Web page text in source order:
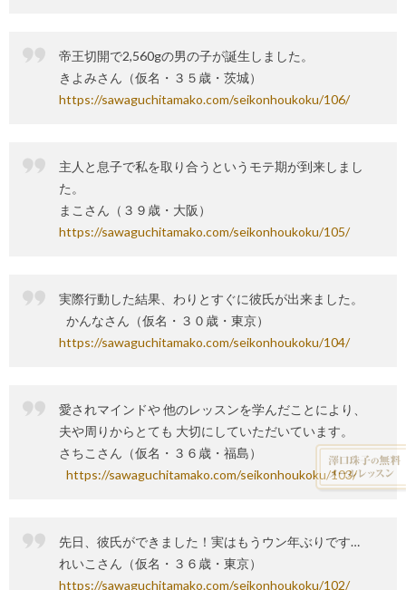
帝王切開で2,560gの男の子が誕生しました。
きよみさん（仮名・３５歳・茨城）
https://sawaguchitamako.com/seikonhoukoku/106/
主人と息子で私を取り合うというモテ期が到来しまし
た。
まこさん（３９歳・大阪）
https://sawaguchitamako.com/seikonhoukoku/105/
実際行動した結果、わりとすぐに彼氏が出来ました。
かんなさん（仮名・３０歳・東京）
https://sawaguchitamako.com/seikonhoukoku/104/
愛されマインドや 他のレッスンを学んだことにより、
夫や周りからとても 大切にしていただいています。
さちこさん（仮名・３６歳・福島）
https://sawaguchitamako.com/seikonhoukoku/103/
先日、彼氏ができました！実はもうウン年ぶりです…
れいこさん（仮名・３６歳・東京）
https://sawaguchitamako.com/seikonhoukoku/102/